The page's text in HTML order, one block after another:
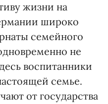
жизни на
широко
семейного
не
воспитанники
семье.
от государства